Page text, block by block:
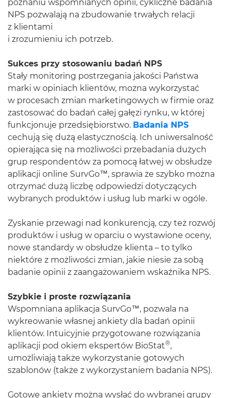
poznaniu wspomnianych opinii, cykliczne badania
NPS pozwalają na zbudowanie trwałych relacji
z klientami
i zrozumieniu ich potrzeb.
Sukces przy stosowaniu badań NPS
Stały monitoring postrzegania jakości Państwa
marki w opiniach klientów, można wykorzystać
w procesach zmian marketingowych w firmie oraz
zastosować do badań całej gałęzi rynku, w której
funkcjonuje przedsiębiorstwo. Badania NPS
cechują się dużą elastycznością. Ich uniwersalność
opierająca się na możliwości przebadania dużych
grup respondentów za pomocą łatwej w obsłudze
aplikacji online SurvGo™, sprawia że szybko można
otrzymać dużą liczbę odpowiedzi dotyczących
wybranych produktów i usług lub marki w ogóle.
Zyskanie przewagi nad konkurencją, czy też rozwój
produktów i usług w oparciu o wystawione oceny,
nowe standardy w obsłudze klienta – to tylko
niektóre z możliwości zmian, jakie niesie za sobą
badanie opinii z zaangażowaniem wskaźnika NPS.
Szybkie i proste rozwiązania
Wspomniana aplikacja SurvGo™, pozwala na
wykreowanie własnej ankiety dla badań opinii
klientów. Intuicyjnie przygotowane rozwiązania
aplikacji pod okiem ekspertów BioStat®,
umożliwiają także wykorzystanie gotowych
szablonów (także z wykorzystaniem badania NPS).
Gotowe ankiety można wysłać do wybranej grupy